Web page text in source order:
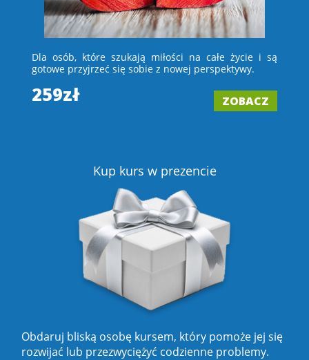
Dla osób, które szukają miłości na całe życie i są
gotowe przyjrzeć się sobie z nowej perspektywy.
259zł ZOBACZ
Kup kurs w prezencie
Obdaruj bliską osobę kursem, który pomoże jej się
rozwijać lub przezwyciężyć codzienne problemy.